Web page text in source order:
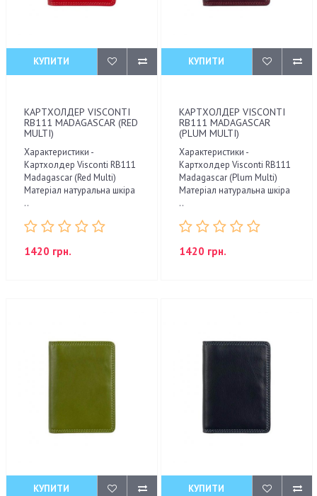
КУПИТИ
КАРТХОЛДЕР VISCONTI
RB111 MADAGASCAR (RED
MULTI)
Характеристики -
Картхолдер Visconti RB111
Madagascar (Red Multi)
Матеріал натуральна шкіра
..
1420 грн.
КУПИТИ
КАРТХОЛДЕР VISCONTI
RB111 MADAGASCAR
(PLUM MULTI)
Характеристики -
Картхолдер Visconti RB111
Madagascar (Plum Multi)
Матеріал натуральна шкіра
..
1420 грн.
КУПИТИ КУПИТИ